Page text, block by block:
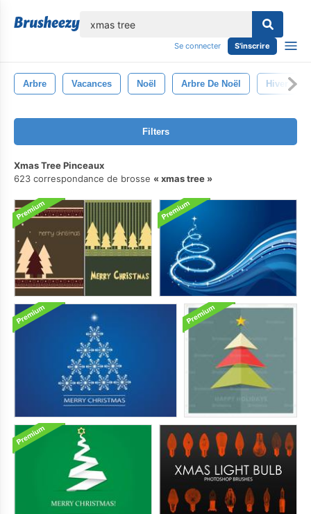
Se connecter S'inscrire
Arbre Vacances Noël Arbre De Noël Hiver
Filters
Xmas Tree Pinceaux
623 correspondance de brosse
xmas tree